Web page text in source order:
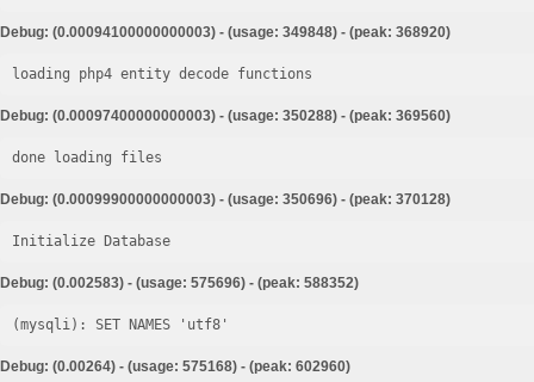
Debug: (0.00094100000000003) - (usage: 349848) - (peak: 368920)
loading php4 entity decode functions
Debug: (0.00097400000000003) - (usage: 350288) - (peak: 369560)
done loading files
Debug: (0.00099900000000003) - (usage: 350696) - (peak: 370128)
Initialize Database
Debug: (0.002583) - (usage: 575696) - (peak: 588352)
Debug: (0.00264) - (usage: 575168) - (peak: 602960)